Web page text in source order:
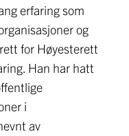
erfaring som
og
for Høyesterett
Han har hatt
i
av